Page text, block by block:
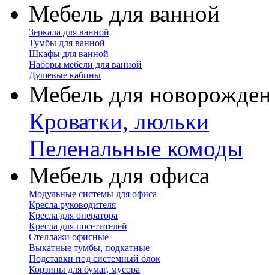
Мебель для ванной
Зеркала для ванной
Тумбы для ванной
Шкафы для ванной
Наборы мебели для ванной
Душевые кабины
Мебель для
Кроватки, люльки
Пеленальные комоды
Мебель для офиса
Модульные системы для офиса
Кресла руководителя
Кресла для оператора
Кресла для посетителей
Стеллажи офисные
Выкатные тумбы, подкатные
Подставки под системный блок
Корзины для бумаг, мусора